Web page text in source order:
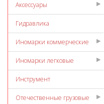
Аксессуары
Гидравлика
Иномарки коммерческие
Иномарки легковые
Инструмент
Отечественные грузовые